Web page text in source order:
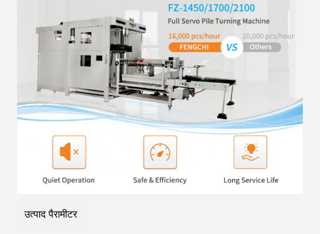
उत्पाद पैरामीटर